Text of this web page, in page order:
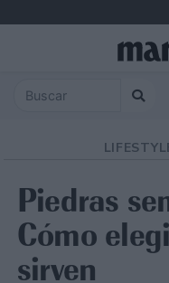
Piedras
Cómo
sirven